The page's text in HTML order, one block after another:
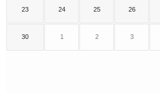
23 24 25 26
30 1 2 3